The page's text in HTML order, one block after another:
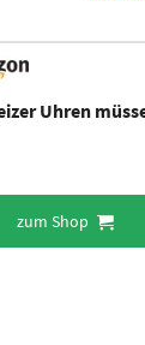
Uhren
zum Shop